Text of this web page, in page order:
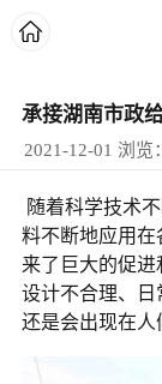
承接湖南市政
2021-12-01 浏览
随着科学技术
料不断地应用
来了巨大的促进
设计不合理、日
还是会出现在人